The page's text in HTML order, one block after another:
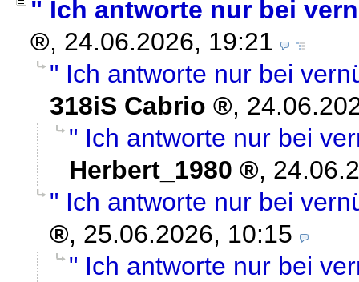
" Ich antworte nur bei
, 24.06.2026, 19:21
" Ich antworte nur bei
318iS Cabrio
,
" Ich antworte nur bei
Herbert_1980
,
" Ich antworte nur bei
, 25.06.2026, 10:15
" Ich antworte nur bei